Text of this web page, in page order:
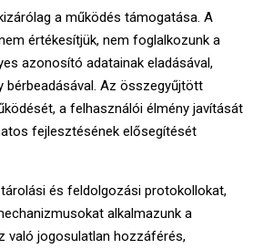
a működés támogatása. A
értékesítjük, nem foglalkozunk a
azonosító adatainak eladásával,
bérbeadásával. Az összegyűjtött
a felhasználói élmény javítását
fejlesztésének elősegítését
és feldolgozási protokollokat,
alkalmazunk a
való jogosulatlan hozzáférés,